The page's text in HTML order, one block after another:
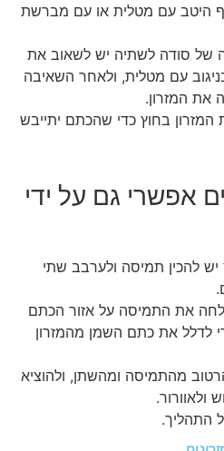
היטב עם מטלית או עם מברשת
של סודה לשתיה יש לשאוב את
עם מטלית, ולאחר השאיבה
את המזרון.
בחוץ כדי שהכתם יתייבש
אפשרי גם על ידי
להכין תמיסה ולערבב שתי
את התמיסה על אזור הכתם
לדלל את כתם השמן מהמזרון
מהתמיסה ומהשתן, ולהוציא
ולאוורור.
התהליך.